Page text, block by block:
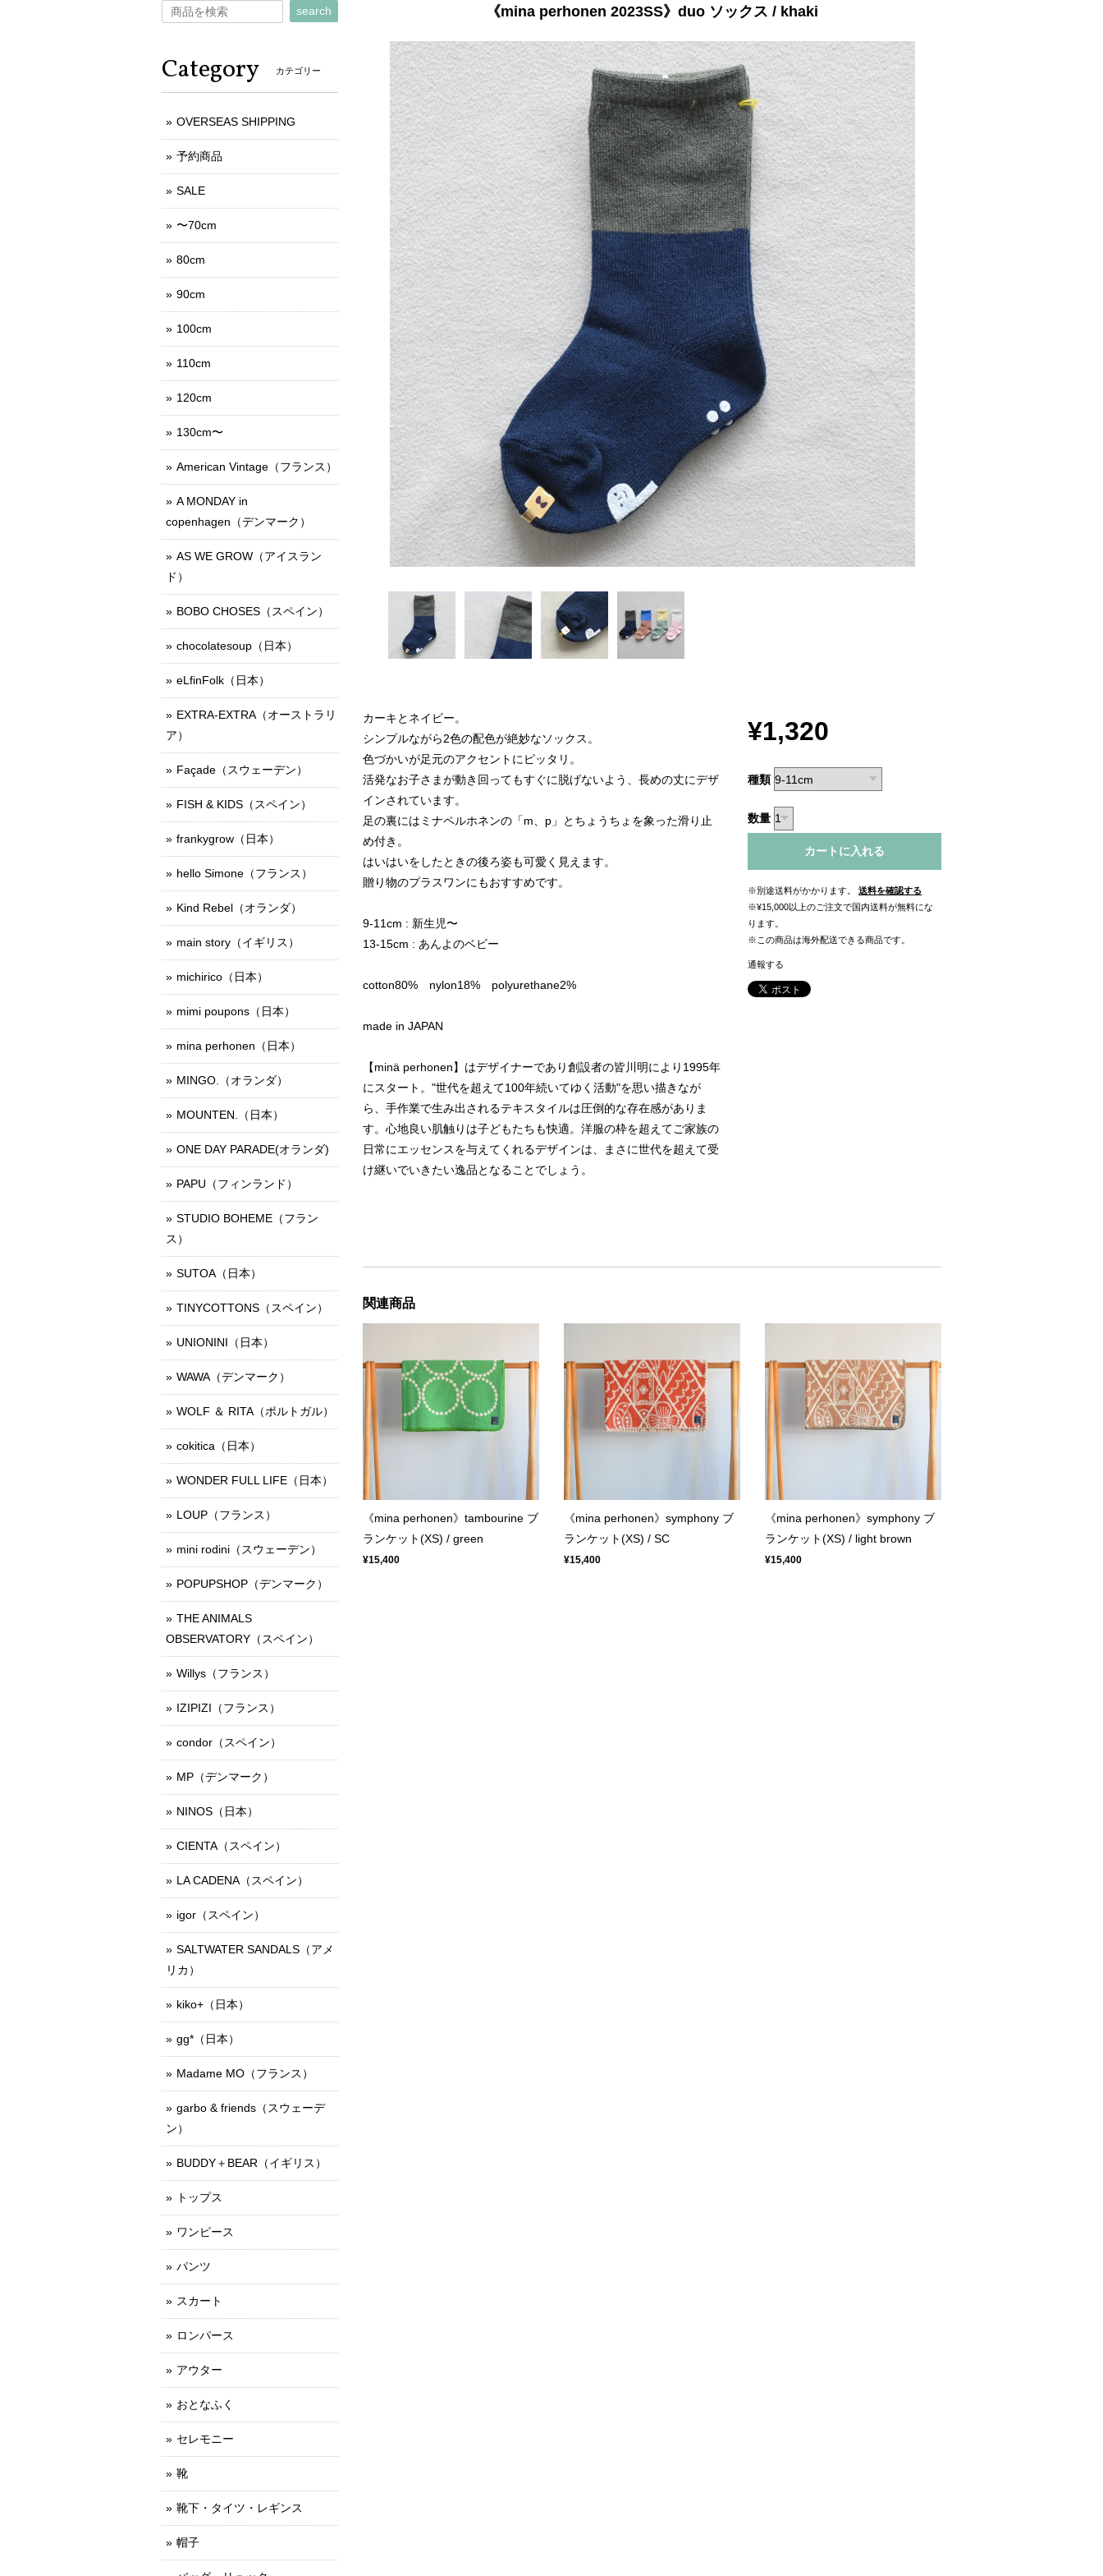
《mina perhonen 2023SS》duo ソックス / khaki
カーキとネイビー。
シンプルながら2色の配色が絶妙なソックス。
色づかいが足元のアクセントにピッタリ。
活発なお子さまが動き回ってもすぐに脱げないよう、長めの丈にデザ
インされています。
足の裏にはミナペルホネンの「m、p」とちょうちょを象った滑り止
め付き。
はいはいをしたときの後ろ姿も可愛く見えます。
贈り物のプラスワンにもおすすめです。
9-11cm : 新生児〜
13-15cm : あんよのベビー
cotton80% nylon18% polyurethane2%
made in JAPAN
【minä perhonen】はデザイナーであり創設者の皆川明により1995年
にスタート。"世代を超えて100年続いてゆく活動"を思い描きなが
ら、手作業で生み出されるテキスタイルは圧倒的な存在感がありま
す。心地良い肌触りは子どもたちも快適。洋服の枠を超えてご家族の
日常にエッセンスを与えてくれるデザインは、まさに世代を超えて受
け継いでいきたい逸品となることでしょう。
¥1,320
種類
数量
カートに入れる
※別途送料がかかります。
送料を確認する
※¥15,000以上のご注文で国内送料が無料にな
ります。
※この商品は海外配送できる商品です。
通報する
関連商品
《mina perhonen》tambourine ブ
ランケット(XS) / green
¥15,400
《mina perhonen》symphony ブ
ランケット(XS) / SC
¥15,400
《mina perhonen》symphony ブ
ランケット(XS) / light brown
¥15,400
search
Category カテゴリー
OVERSEAS SHIPPING
予約商品
SALE
〜70cm
80cm
90cm
100cm
110cm
120cm
130cm〜
American Vintage（フランス）
A MONDAY in
copenhagen（デンマーク）
AS WE GROW（アイスラン
ド）
BOBO CHOSES（スペイン）
chocolatesoup（日本）
eLfinFolk（日本）
EXTRA-EXTRA（オーストラリ
ア）
Façade（スウェーデン）
FISH & KIDS（スペイン）
frankygrow（日本）
hello Simone（フランス）
Kind Rebel（オランダ）
main story（イギリス）
michirico（日本）
mimi poupons（日本）
mina perhonen（日本）
MINGO.（オランダ）
MOUNTEN.（日本）
ONE DAY PARADE(オランダ)
PAPU（フィンランド）
STUDIO BOHEME（フラン
ス）
SUTOA（日本）
TINYCOTTONS（スペイン）
UNIONINI（日本）
WAWA（デンマーク）
WOLF ＆ RITA（ポルトガル）
cokitica（日本）
WONDER FULL LIFE（日本）
LOUP（フランス）
mini rodini（スウェーデン）
POPUPSHOP（デンマーク）
THE ANIMALS
OBSERVATORY（スペイン）
Willys（フランス）
IZIPIZI（フランス）
condor（スペイン）
MP（デンマーク）
NINOS（日本）
CIENTA（スペイン）
LA CADENA（スペイン）
igor（スペイン）
SALTWATER SANDALS（アメ
リカ）
kiko+（日本）
gg*（日本）
Madame MO（フランス）
garbo & friends（スウェーデ
ン）
BUDDY＋BEAR（イギリス）
トップス
ワンピース
パンツ
スカート
ロンパース
アウター
おとなふく
セレモニー
靴
靴下・タイツ・レギンス
帽子